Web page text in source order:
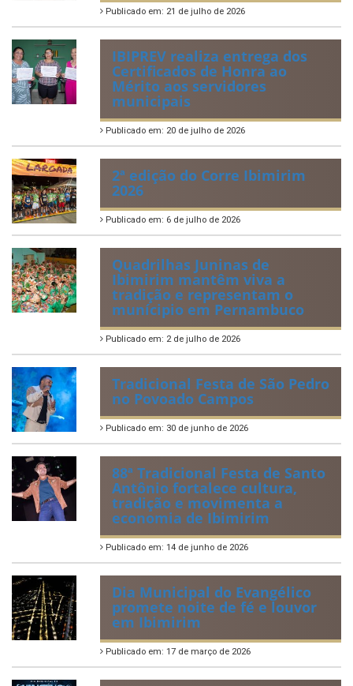
Publicado em: 21 de julho de 2026
IBIPREV realiza entrega dos
Certificados de Honra ao
Mérito aos servidores
municipais
Publicado em: 20 de julho de 2026
2ª edição do Corre Ibimirim
2026
Publicado em: 6 de julho de 2026
Quadrilhas Juninas de
Ibimirim mantêm viva a
tradição e representam o
munícipio em Pernambuco
Publicado em: 2 de julho de 2026
Tradicional Festa de São Pedro
no Povoado Campos
Publicado em: 30 de junho de 2026
88ª Tradicional Festa de Santo
Antônio fortalece cultura,
tradição e movimenta a
economia de Ibimirim
Publicado em: 14 de junho de 2026
Dia Municipal do Evangélico
promete noite de fé e louvor
em Ibimirim
Publicado em: 17 de março de 2026